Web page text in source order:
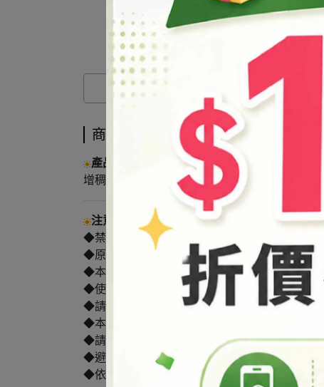
商品介紹
產品說明
增稠懸浮，可製作果凍皂、香氛
注意事項
◆禁止用於食品。
◆原物料可能受各類因素影響導致廠牌/產地的
◆本產品為原料，須稀釋後始可使用。
◆使用本產品前，建議請先做局部測試。
◆請避光保存於陰涼處，保持瓶蓋確實關緊，並
◆本產品僅供外用，使用後若感不適請停止使用
◆請依個人肌膚狀況調整產品比例或請參考相
◆避免直接接觸眼睛，一旦接觸請立即以大量
◆依化粧品衛生管理條例規定，化粧品應由合